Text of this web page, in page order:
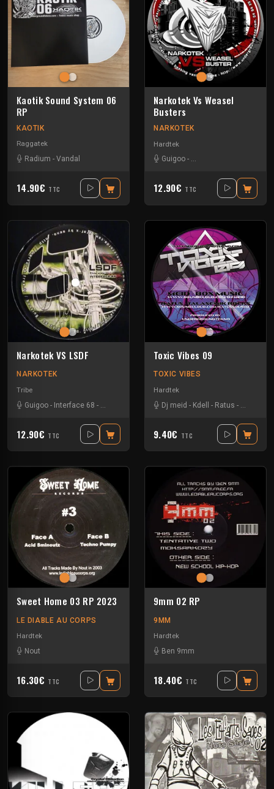
Kaotik Sound System 06
RP
KAOTIK
Raggatek
Radium - Vandal
14.90€ TTC
Narkotek Vs Weasel
Busters
NARKOTEK
Hardtek
Guigoo - Mat Weasel busters
12.90€ TTC
Narkotek VS LSDF
NARKOTEK
Tribe
Guigoo - Interface 68 -
12.90€ TTC
Toxic Vibes 09
TOXIC VIBES
Hardtek
Dj meid - Kdell - Ratus -
9.40€ TTC
Sweet Home 03 RP 2023
LE DIABLE AU CORPS
Hardtek
Nout
16.30€ TTC
9mm 02 RP
9MM
Hardtek
Ben 9mm
18.40€ TTC